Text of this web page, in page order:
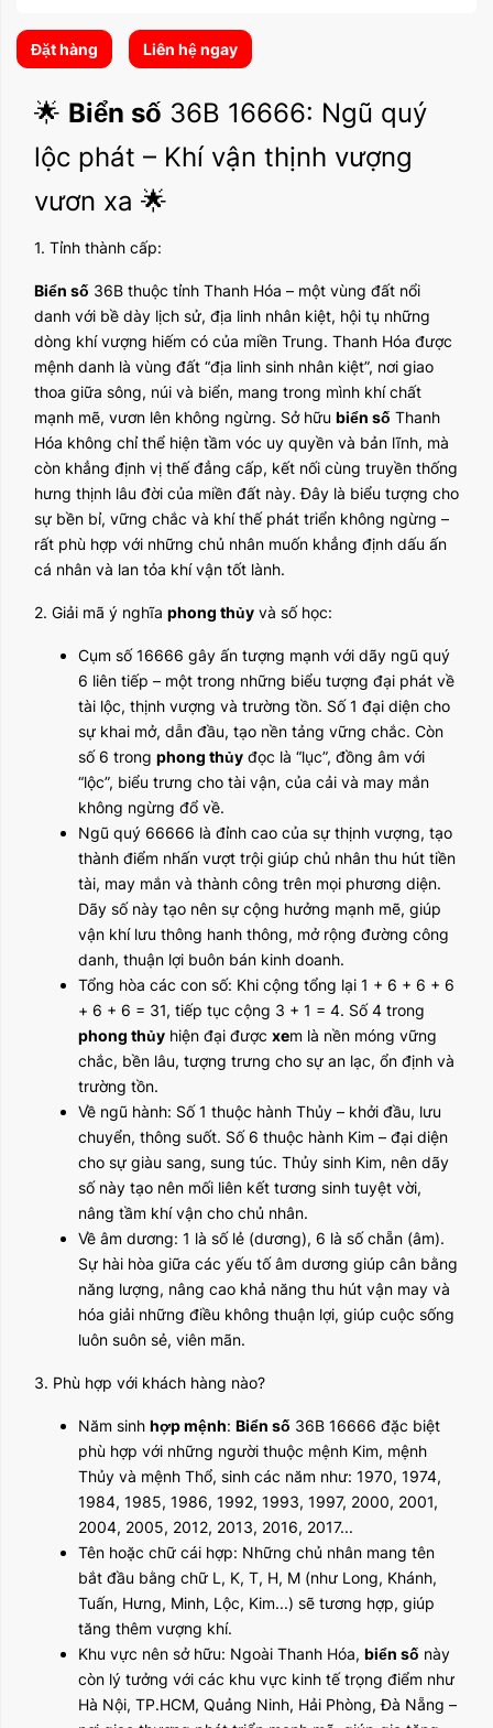
Đặt hàng Liên hệ ngay
🌟 Biển số 36B 16666: Ngũ quý
lộc phát – Khí vận thịnh vượng
vươn xa 🌟
1. Tỉnh thành cấp:
Biển số 36B thuộc tỉnh Thanh Hóa – một vùng đất nổi
danh với bề dày lịch sử, địa linh nhân kiệt, hội tụ những
dòng khí vượng hiếm có của miền Trung. Thanh Hóa được
mệnh danh là vùng đất “địa linh sinh nhân kiệt”, nơi giao
thoa giữa sông, núi và biển, mang trong mình khí chất
mạnh mẽ, vươn lên không ngừng. Sở hữu biển số Thanh
Hóa không chỉ thể hiện tầm vóc uy quyền và bản lĩnh, mà
còn khẳng định vị thế đẳng cấp, kết nối cùng truyền thống
hưng thịnh lâu đời của miền đất này. Đây là biểu tượng cho
sự bền bỉ, vững chắc và khí thế phát triển không ngừng –
rất phù hợp với những chủ nhân muốn khẳng định dấu ấn
cá nhân và lan tỏa khí vận tốt lành.
2. Giải mã ý nghĩa phong thủy và số học:
Cụm số 16666 gây ấn tượng mạnh với dãy ngũ quý
6 liên tiếp – một trong những biểu tượng đại phát về
tài lộc, thịnh vượng và trường tồn. Số 1 đại diện cho
sự khai mở, dẫn đầu, tạo nền tảng vững chắc. Còn
số 6 trong phong thủy đọc là “lục”, đồng âm với
“lộc”, biểu trưng cho tài vận, của cải và may mắn
không ngừng đổ về.
Ngũ quý 66666 là đỉnh cao của sự thịnh vượng, tạo
thành điểm nhấn vượt trội giúp chủ nhân thu hút tiền
tài, may mắn và thành công trên mọi phương diện.
Dãy số này tạo nên sự cộng hưởng mạnh mẽ, giúp
vận khí lưu thông hanh thông, mở rộng đường công
danh, thuận lợi buôn bán kinh doanh.
Tổng hòa các con số: Khi cộng tổng lại 1 + 6 + 6 + 6
+ 6 + 6 = 31, tiếp tục cộng 3 + 1 = 4. Số 4 trong
phong thủy hiện đại được xem là nền móng vững
chắc, bền lâu, tượng trưng cho sự an lạc, ổn định và
trường tồn.
Về ngũ hành: Số 1 thuộc hành Thủy – khởi đầu, lưu
chuyển, thông suốt. Số 6 thuộc hành Kim – đại diện
cho sự giàu sang, sung túc. Thủy sinh Kim, nên dãy
số này tạo nên mối liên kết tương sinh tuyệt vời,
nâng tầm khí vận cho chủ nhân.
Về âm dương: 1 là số lẻ (dương), 6 là số chẵn (âm).
Sự hài hòa giữa các yếu tố âm dương giúp cân bằng
năng lượng, nâng cao khả năng thu hút vận may và
hóa giải những điều không thuận lợi, giúp cuộc sống
luôn suôn sẻ, viên mãn.
3. Phù hợp với khách hàng nào?
Năm sinh hợp mệnh: Biển số 36B 16666 đặc biệt
phù hợp với những người thuộc mệnh Kim, mệnh
Thủy và mệnh Thổ, sinh các năm như: 1970, 1974,
1984, 1985, 1986, 1992, 1993, 1997, 2000, 2001,
2004, 2005, 2012, 2013, 2016, 2017...
Tên hoặc chữ cái hợp: Những chủ nhân mang tên
bắt đầu bằng chữ L, K, T, H, M (như Long, Khánh,
Tuấn, Hưng, Minh, Lộc, Kim...) sẽ tương hợp, giúp
tăng thêm vượng khí.
Khu vực nên sở hữu: Ngoài Thanh Hóa, biển số này
còn lý tưởng với các khu vực kinh tế trọng điểm như
Hà Nội, TP.HCM, Quảng Ninh, Hải Phòng, Đà Nẵng –